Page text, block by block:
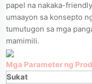
papel na nakaka-
umaayon sa konsepto
tumutugon sa mga
mamimili.
Mga Parameter ng
Sukat